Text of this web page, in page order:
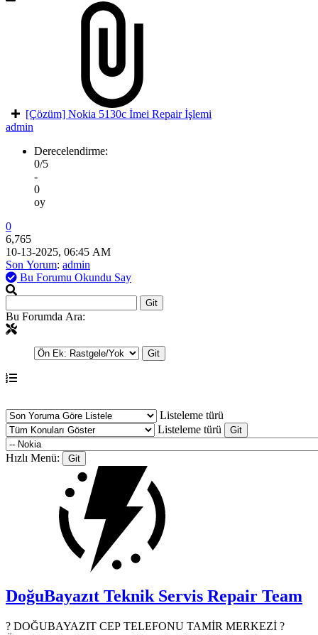
[Çözüm] Nokia 5130c İmei Repair İşlemi
admin
Derecelendirme:
0/5
-
0
oy
0
6,765
10-13-2025, 06:45 AM
Son Yorum: admin
Bu Forumu Okundu Say
Bu Forumda Ara:
Listeleme türü
Listeleme türü
Hızlı Menü:
DoğuBayazıt Teknik Servis Repair Team
? DOĞUBAYAZIT CEP TELEFONU TAMİR MERKEZİ ?️